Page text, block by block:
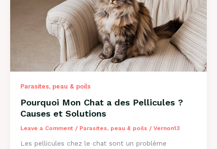
Parasites, peau & poils
Pourquoi Mon Chat a des Pellicules ?
Causes et Solutions
Leave a Comment / Parasites, peau & poils / Vernon13
Les pellicules chez le chat sont un problème